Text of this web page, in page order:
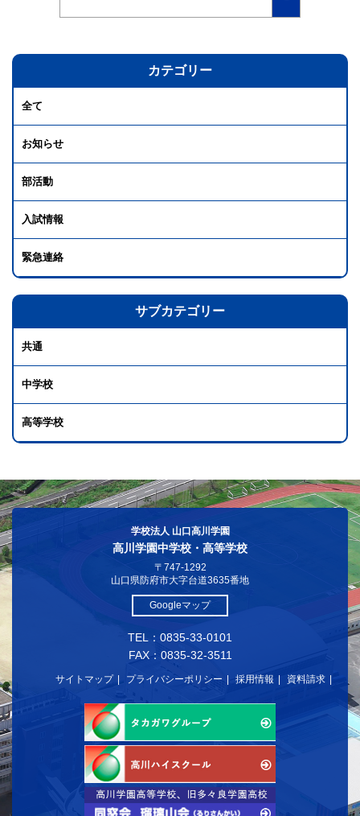
カテゴリー
全て
お知らせ
部活動
入試情報
緊急連絡
サブカテゴリー
共通
中学校
高等学校
学校法人 山口高川学園
高川学園中学校・高等学校
〒747-1292
山口県防府市大字台道3635番地
Googleマップ
TEL：0835-33-0101
FAX：0835-32-3511
サイトマップ プライバシーポリシー 採用情報 資料請求